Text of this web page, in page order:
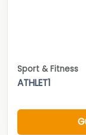
Sport & Fitness
ATHLET1